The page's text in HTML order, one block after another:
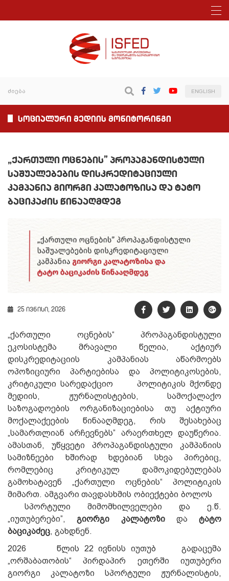
ENGLISH
სოციალური მედიის მონიტორინგი
„ქართული ოცნების” პროპაგანდისტული
საშუალებების დისკრედიტაციული
კამპანია გიორგი კალატოზისა და ტატო
ბაციკაძის წინააღმდეგ
25 ივნისი, 2026
„ქართული ოცნების“ პროპაგანდისტული
ეკოსისტემა მრავალი წელია, აქტიურ
დისკრედიტაციის კამპანიას აწარმოებს
ოპოზიციური პარტიებისა და პოლიტიკოსების,
კრიტიკული სარედაქციო პოლიტიკის მქონდე
მედიის, ჟურნალისტების, სამოქალაქო
საზოგადოების ორგანიზაციებისა თუ აქტიური
მოქალაქეების წინააღმდეგ, რის შესახებაც
„სამართლიან არჩევნებს” არაერთხელ დაუწერია.
ამასთან, უწყვეტი პროპაგანდისტული კამპანიის
სამიზნეები ხშირად ხდებიან სხვა პირებიც,
რომლებიც კრიტიკულ დამოკიდებულებას
გამოხატავენ „ქართული ოცნების“ პოლიტიკის
მიმართ. ამგვარი თავდასხმის ობიექტები ბოლოს
სპორტული მიმომხილველები და ე.წ.
„იუთუბერები”,გიორგი კალატოზიდა ტატო
ბაციკაძეც, გახდნენ.
2026 წლის 22 ივნისს იუთუბ გადაცემა
„ორშაბათობის“ პირდაპირ ეთერში იუთუბერი
გიორგი კალატოზი სპორტული ჟურნალისტის,